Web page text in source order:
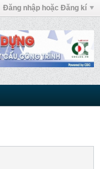
Đăng nhập hoặc Đăng kí